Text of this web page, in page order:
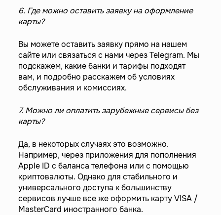
6. Где можно оставить заявку на оформление
карты?
Вы можете оставить заявку прямо на нашем
сайте или связаться с нами через Telegram. Мы
подскажем, какие банки и тарифы подходят
вам, и подробно расскажем об условиях
обслуживания и комиссиях.
7. Можно ли оплатить зарубежные сервисы без
карты?
Да, в некоторых случаях это возможно.
Например, через приложения для пополнения
Apple ID с баланса телефона или с помощью
криптовалюты. Однако для стабильного и
универсального доступа к большинству
сервисов лучше все же оформить карту VISA /
MasterCard иностранного банка.